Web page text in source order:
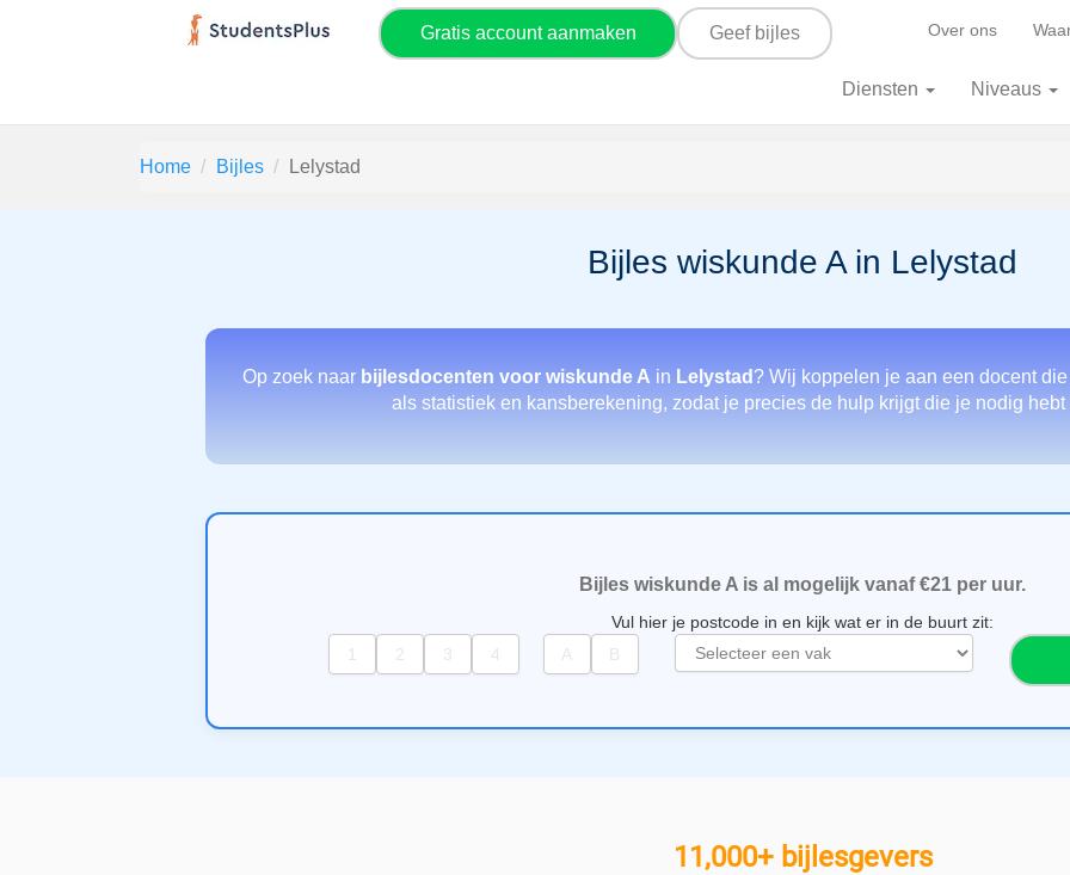
Gratis account aanmaken Geef bijles Over ons
Diensten Niveaus
Home Bijles Lelystad
Bijles wiskunde A in Lelystad
Op zoek naar bijlesdocenten voor wiskunde A in Lelystad ? Wij koppelen je aan een docent
als statistiek en kansberekening, zodat je precies de hulp krijgt die je nodig hebt
Bijles wiskunde A is al mogelijk vanaf €21 per uur.
Vul hier je postcode in en kijk wat er in de buurt zit:
e
11,000+ bijlesgevers